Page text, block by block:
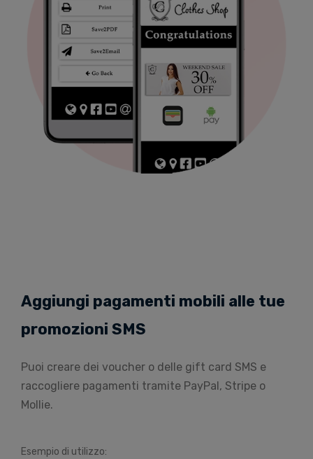
Aggiungi pagamenti mobili alle tue
promozioni SMS
Puoi creare dei voucher o delle gift card SMS e
raccogliere pagamenti tramite PayPal, Stripe o
Mollie.
Esempio di utilizzo: